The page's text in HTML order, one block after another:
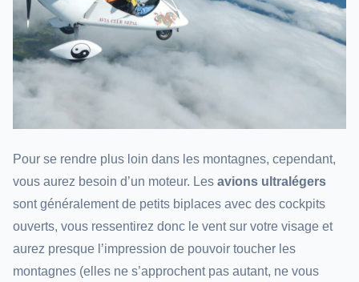
Pour se rendre plus loin dans les montagnes, cependant,
vous aurez besoin d’un moteur. Les avions ultralégers
sont généralement de petits biplaces avec des cockpits
ouverts, vous ressentirez donc le vent sur votre visage et
aurez presque l’impression de pouvoir toucher les
montagnes (elles ne s’approchent pas autant, ne vous